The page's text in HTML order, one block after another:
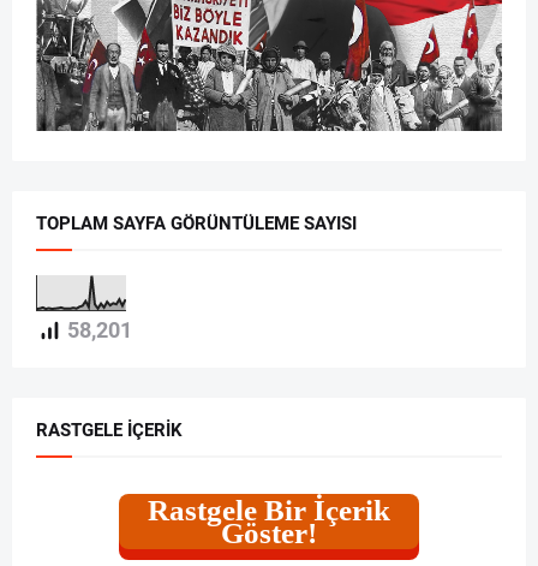
TOPLAM SAYFA GÖRÜNTÜLEME SAYISI
58,201
RASTGELE İÇERIK
Rastgele Bir İçerik
Göster!